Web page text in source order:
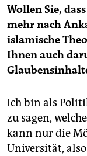
Wollen Sie,
mehr nach
islamische
Ihnen auch
Ich bin als
zu sagen,
kann nur die
Universität,